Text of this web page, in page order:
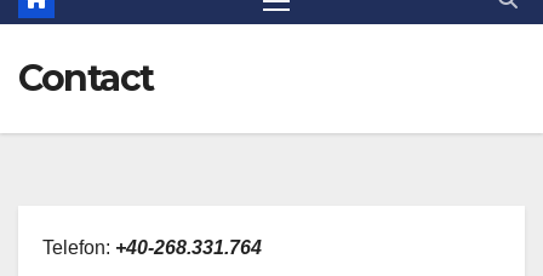
Contact
Telefon: +40-268.331.764